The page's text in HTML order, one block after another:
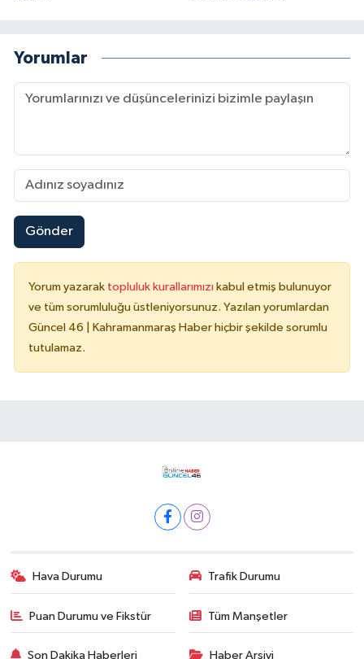
Yorumlar
Gönder
Yorum yazarak topluluk kurallarımızı kabul etmiş bulunuyor
ve tüm sorumluluğu üstleniyorsunuz. Yazılan yorumlardan
Güncel 46 | Kahramanmaraş Haber hiçbir şekilde sorumlu
tutulamaz.
Hava Durumu Trafik Durumu
Puan Durumu ve Fikstür Tüm Manşetler
Son Dakika Haberleri Haber Arşivi